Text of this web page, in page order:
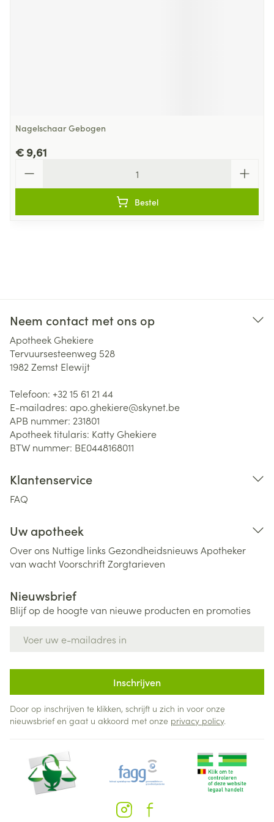
Nagelschaar Gebogen
€ 9,61
Bestel
Neem contact met ons op
Apotheek Ghekiere
Tervuursesteenweg 528
1982 Zemst Elewijt
Telefoon: +32 15 61 21 44
E-mailadres: apo.ghekiere@skynet.be
APB nummer: 231801
Apotheek titularis: Katty Ghekiere
BTW nummer: BE0448168011
Klantenservice
FAQ
Uw apotheek
Over ons Nuttige links Gezondheidsnieuws Apotheker
van wachtVoorschriftZorgtarieven
Nieuwsbrief
Blijf op de hoogte van nieuwe producten en promoties
Inschrijven
Door op inschrijven te klikken, schrijft u zich in voor onze
nieuwsbrief en gaat u akkoord met onze privacy policy.